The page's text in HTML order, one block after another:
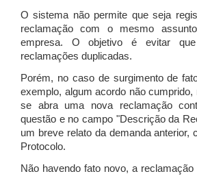
O sistema não permite que seja
reclamação com o mesmo
empresa. O objetivo é evitar que
reclamações duplicadas.
Porém, no caso de surgimento de
exemplo, algum acordo não
se abra uma nova reclamação
questão e no campo "Descrição da
um breve relato da demanda anterior,
Protocolo.
Não havendo fato novo, a